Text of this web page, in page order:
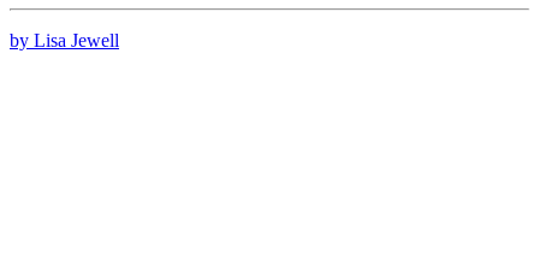
by Lisa Jewell